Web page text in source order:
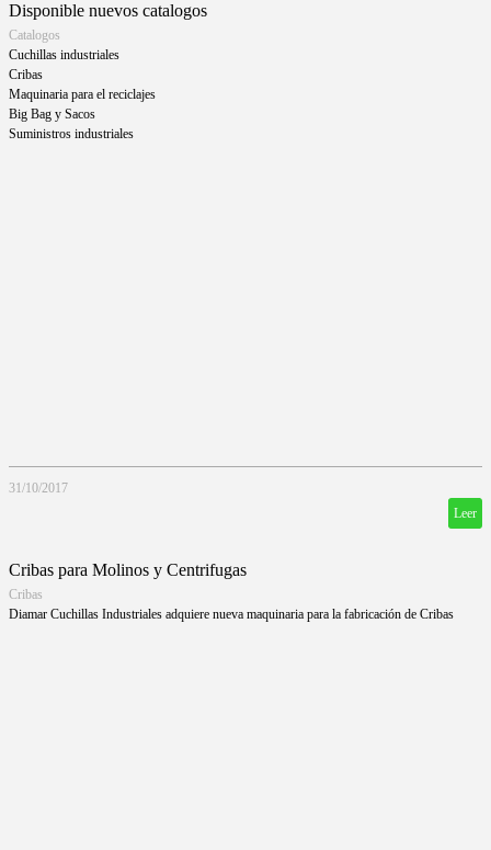
Disponible nuevos catalogos
Catalogos
Cuchillas industriales
Cribas
Maquinaria para el reciclajes
Big Bag y Sacos
Suministros industriales
31/10/2017
Leer
Cribas para Molinos y Centrifugas
Cribas
Diamar Cuchillas Industriales adquiere nueva maquinaria para la fabricación de Cribas